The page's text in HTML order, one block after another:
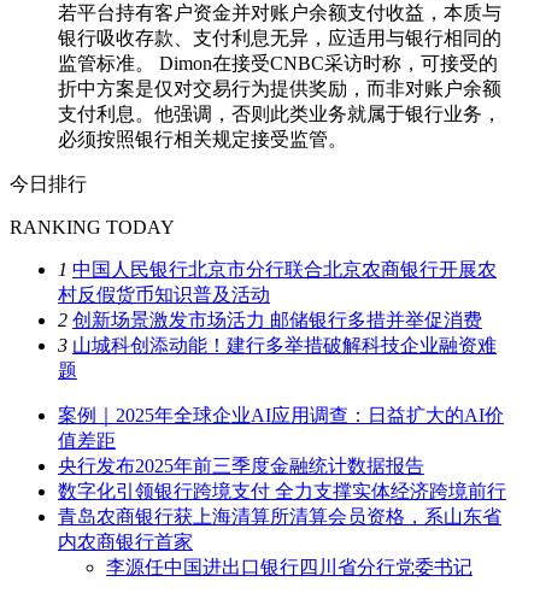
若平台持有客户资金并对账户余额支付收益，本质与
银行吸收存款、支付利息无异，应适用与银行相同的
监管标准。 Dimon在接受CNBC采访时称，可接受的
折中方案是仅对交易行为提供奖励，而非对账户余额
支付利息。他强调，否则此类业务就属于银行业务，
必须按照银行相关规定接受监管。
今日排行
RANKING TODAY
1 中国人民银行北京市分行联合北京农商银行开展农
村反假货币知识普及活动
2 创新场景激发市场活力 邮储银行多措并举促消费
3 山城科创添动能！建行多举措破解科技企业融资难
题
案例｜2025年全球企业AI应用调查：日益扩大的AI价
值差距
央行发布2025年前三季度金融统计数据报告
数字化引领银行跨境支付 全力支撑实体经济跨境前行
青岛农商银行获上海清算所清算会员资格，系山东省
内农商银行首家
李源任中国进出口银行四川省分行党委书记